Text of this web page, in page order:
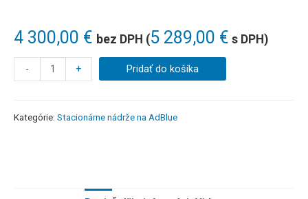
4 300,00 € bez DPH (5 289,00 € s DPH)
- + Pridať do košíka
Kategórie: Stacionárne nádrže na AdBlue